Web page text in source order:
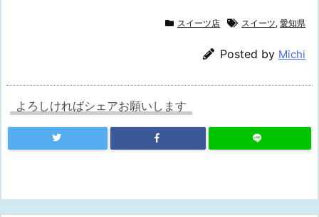
スイーツ店 スイーツ, 愛知県
Posted by Michi
よろしければシェアお願いします